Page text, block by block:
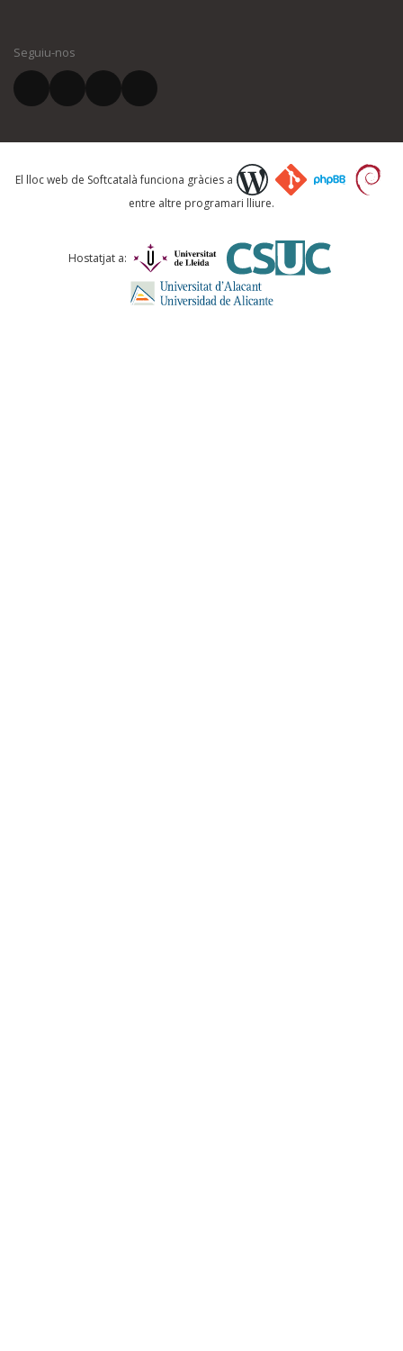
El vostre correu electrònic *
Què proposeu?
Comentari *
Seguiu-nos
El lloc web de Softcatalà funciona gràcies a
entre altre programari lliure.
Hostatjat a: